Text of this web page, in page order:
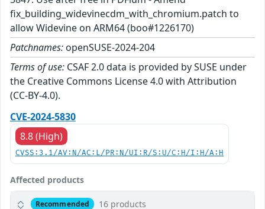
fix_building_widevinecdm_with_chromium.patch to
allow Widevine on ARM64 (boo#1226170)
Patchnames: openSUSE-2024-204
Terms of use: CSAF 2.0 data is provided by SUSE under
the Creative Commons License 4.0 with Attribution
(CC-BY-4.0).
CVE-2024-5830
8.8 (High)
CVSS:3.1/AV:N/AC:L/PR:N/UI:R/S:U/C:H/I:H/A:H
Affected products
Recommended 16 products